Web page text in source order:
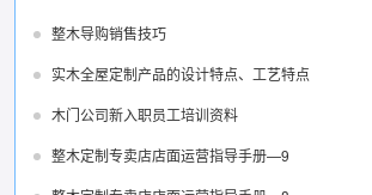
整木导购销售技巧
实木全屋定制产品的设计特点、工艺特点
木门公司新入职员工培训资料
整木定制专卖店店面运营指导手册—9